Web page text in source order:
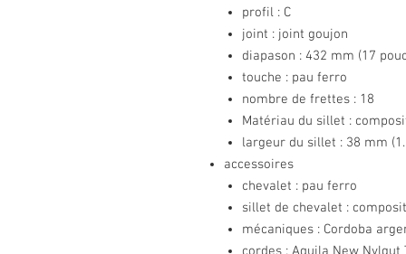
profil : C
joint : joint goujon
diapason : 432 mm (17
touche : pau ferro
nombre de frettes : 18
Matériau du sillet :
largeur du sillet : 38 mm
accessoires
chevalet : pau ferro
sillet de chevalet :
mécaniques : Cordoba